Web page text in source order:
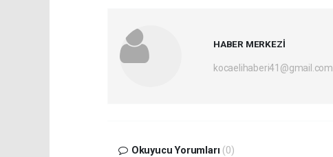
HABER MERKEZİ
kocaelihaberi41@gmail.com
Okuyucu Yorumları (0)